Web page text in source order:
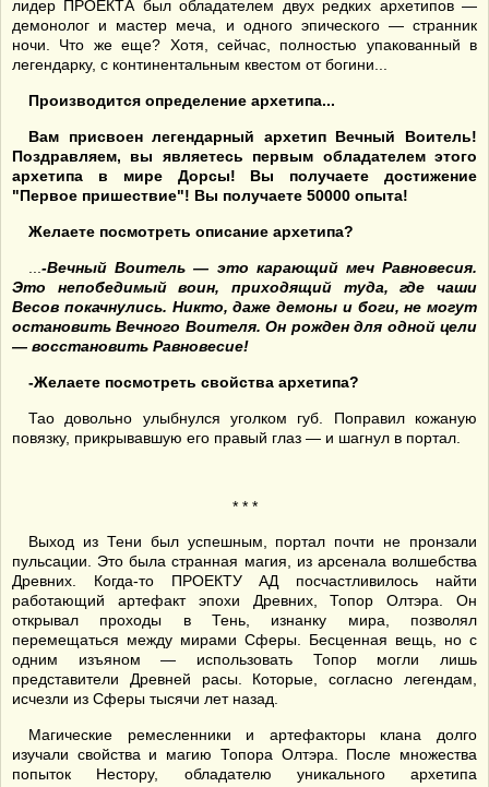
лидер ПРОЕКТА был обладателем двух редких архетипов —
демонолог и мастер меча, и одного эпического — странник
ночи. Что же еще? Хотя, сейчас, полностью упакованный в
легендарку, с континентальным квестом от богини...
Производится определение архетипа...
Вам присвоен легендарный архетип Вечный Воитель!
Поздравляем, вы являетесь первым обладателем этого
архетипа в мире Дорсы! Вы получаете достижение
"Первое пришествие"! Вы получаете 50000 опыта!
Желаете посмотреть описание архетипа?
-Вечный Воитель — это карающий меч Равновесия.
Это непобедимый воин, приходящий туда, где чаши
Весов покачнулись. Никто, даже демоны и боги, не могут
остановить Вечного Воителя. Он рожден для одной цели
— восстановить Равновесие!
-Желаете посмотреть свойства архетипа?
Тао довольно улыбнулся уголком губ. Поправил кожаную
повязку, прикрывавшую его правый глаз — и шагнул в портал.
* * *
Выход из Тени был успешным, портал почти не пронзали
пульсации. Это была странная магия, из арсенала волшебства
Древних. Когда-то ПРОЕКТУ АД посчастливилось найти
работающий артефакт эпохи Древних, Топор Олтэра. Он
открывал проходы в Тень, изнанку мира, позволял
перемещаться между мирами Сферы. Бесценная вещь, но с
одним изъяном — использовать Топор могли лишь
представители Древней расы. Которые, согласно легендам,
исчезли из Сферы тысячи лет назад.
Магические ремесленники и артефакторы клана долго
изучали свойства и магию Топора Олтэра. После множества
попыток Нестору, обладателю уникального архетипа